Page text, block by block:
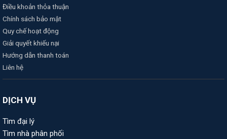
Điều khoản thỏa thuận
Chính sách bảo mật
Quy chế hoạt động
Giải quyết khiếu nại
Hướng dẫn thanh toán
Liên hệ
DỊCH VỤ
Tìm đại lý
Tìm nhà phân phối